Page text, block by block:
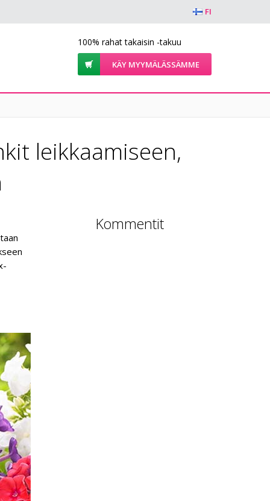
FI
100% rahat takaisin -takuu
KÄY MYYMÄLÄSSÄMME
leikkaamiseen,
Kommentit